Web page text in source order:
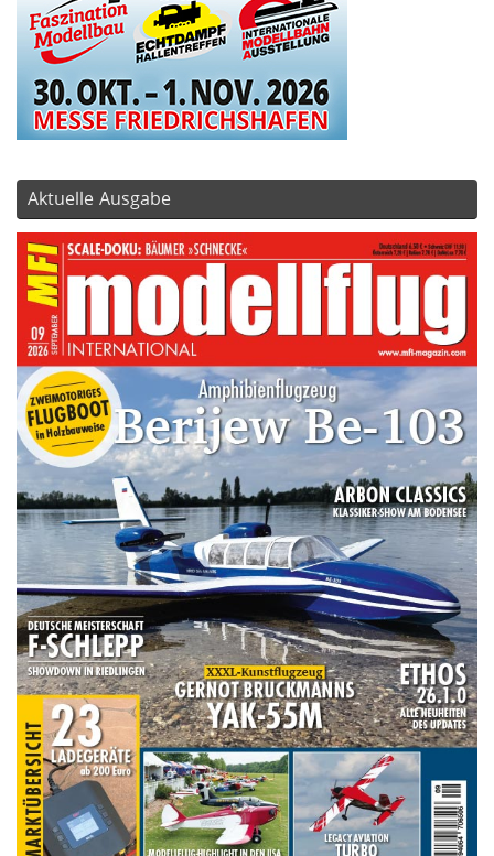
Aktuelle Ausgabe